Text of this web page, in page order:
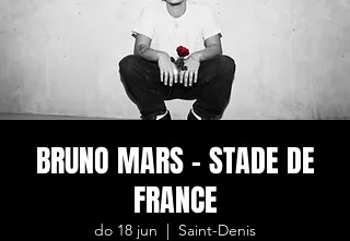
BRUNO MARS - STADE DE
FRANCE
do 18 jun
  |
Saint-Denis